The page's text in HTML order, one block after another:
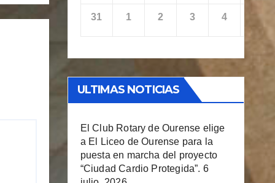
31 1 2 3 4
ULTIMAS NOTICIAS
El Club Rotary de Ourense elige
a El Liceo de Ourense para la
puesta en marcha del proyecto
“Ciudad Cardio Protegida”. 6